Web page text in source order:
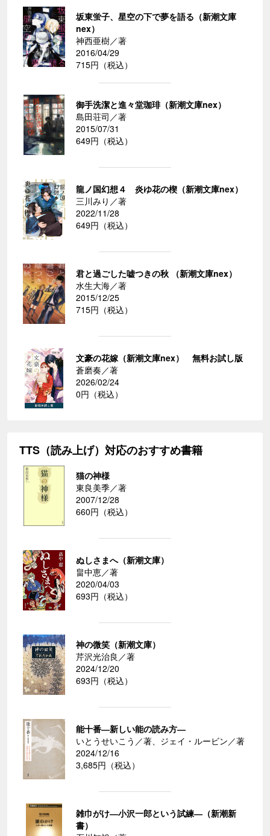
坂東蛍子、星空の下で夢を語る（新潮文庫
nex）
神西亜樹／著
2016/04/29
715円（税込）
御手洗潔と進々堂珈琲（新潮文庫nex）
島田荘司／著
2015/07/31
649円（税込）
龍ノ国幻想４ 炎ゆ花の楔（新潮文庫nex）
三川みり／著
2022/11/28
649円（税込）
君と過ごした嘘つきの秋 （新潮文庫nex）
水生大海／著
2015/12/25
715円（税込）
文豪の花嫁（新潮文庫nex） 無料お試し版
蒼磨奏／著
2026/02/24
0円（税込）
TTS（読み上げ）対応のおすすめ書籍
猫の神様
東良美季／著
2007/12/28
660円（税込）
ぬしさまへ（新潮文庫）
畠中恵／著
2020/04/03
693円（税込）
神の微笑（新潮文庫）
芹沢光治良／著
2024/12/20
693円（税込）
能十番―新しい能の読み方―
いとうせいこう／著、ジェイ・ルービン／著
2024/12/16
3,685円（税込）
雑巾がけ―小沢一郎という試練―（新潮新
書）